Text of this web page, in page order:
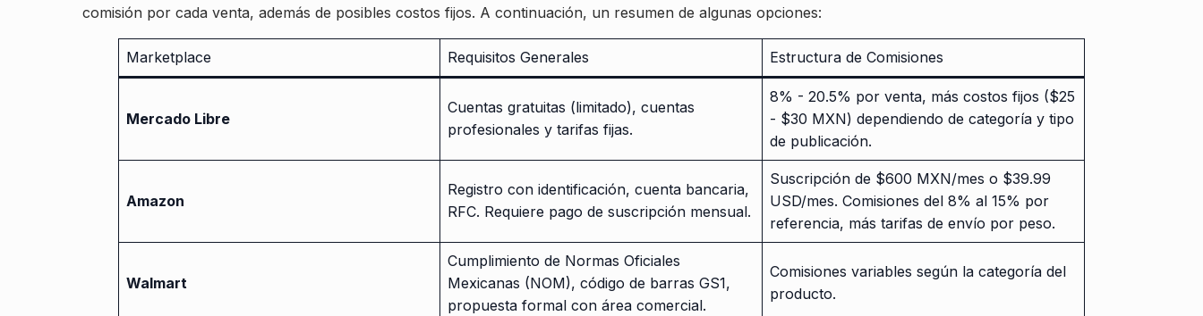
comisión por cada venta, además de posibles costos fijos. A continuación, un resumen de algunas opciones:
Marketplace Requisitos Generales Estructura de Comisiones
Mercado Libre
Cuentas gratuitas (limitado), cuentas
profesionales y tarifas fijas.
8% - 20.5% por venta, más costos fijos ($25
- $30 MXN) dependiendo de categoría y tipo
de publicación.
Amazon
Registro con identificación, cuenta bancaria,
RFC. Requiere pago de suscripción mensual.
Suscripción de $600 MXN/mes o $39.99
USD/mes. Comisiones del 8% al 15% por
referencia, más tarifas de envío por peso.
Walmart
Cumplimiento de Normas Oficiales
Mexicanas (NOM), código de barras GS1,
propuesta formal con área comercial.
Comisiones variables según la categoría del
producto.